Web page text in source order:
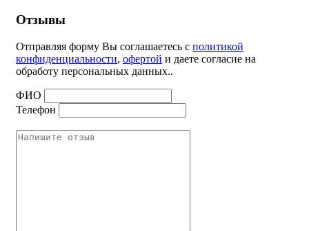
Отзывы
Отправляя форму Вы соглашаетесь с политикой
конфиденциальности, офертой и даете согласие на
обработу персональных данных..
ФИО
Телефон